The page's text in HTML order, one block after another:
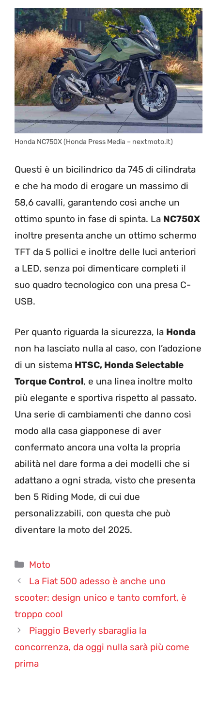
Honda NC750X (Honda Press Media – nextmoto.it)
Questi è un bicilindrico da 745 di cilindrata
e che ha modo di erogare un massimo di
58,6 cavalli, garantendo così anche un
ottimo spunto in fase di spinta. La NC750X
inoltre presenta anche un ottimo schermo
TFT da 5 pollici e inoltre delle luci anteriori
a LED, senza poi dimenticare completi il
suo quadro tecnologico con una presa C-
USB.
Per quanto riguarda la sicurezza, la Honda
non ha lasciato nulla al caso, con l’adozione
di un sistema HTSC, Honda Selectable
Torque Control, e una linea inoltre molto
più elegante e sportiva rispetto al passato.
Una serie di cambiamenti che danno così
modo alla casa giapponese di aver
confermato ancora una volta la propria
abilità nel dare forma a dei modelli che si
adattano a ogni strada, visto che presenta
ben 5 Riding Mode, di cui due
personalizzabili, con questa che può
diventare la moto del 2025.
Categorie
Moto
La Fiat 500 adesso è anche uno
scooter: design unico e tanto comfort, è
troppo cool
Piaggio Beverly sbaraglia la
concorrenza, da oggi nulla sarà più come
prima